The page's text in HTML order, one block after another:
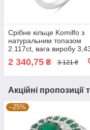
Срібне кільце Komilfo з
натуральним топазом
2.117ct, вага виробу
(2188360) 18.5 розмір
3.22, 17"
2 340,75 ₴ 3 121 ₴
Акційні пропозиції
–25%